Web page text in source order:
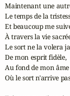
Maintenant une
Le temps de la
Et beaucoup me
À travers la vie
Le sort ne la volera
De mon esprit fidèle,
Au fond de mon
Où le sort n'arrive